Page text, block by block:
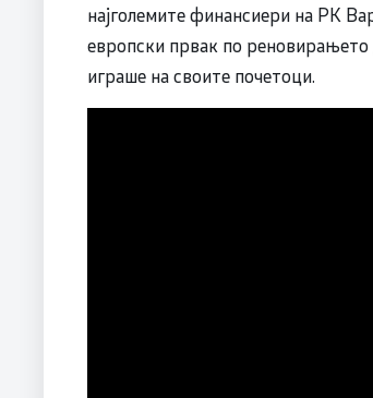
најголемите финансиери на РК
европски првак по реновирањето
играше на своите почетоци.